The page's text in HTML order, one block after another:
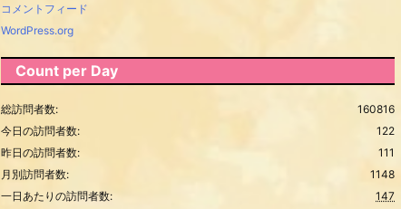
コメントフィード
WordPress.org
Count per Day
160816
総訪問者数:
122
今日の訪問者数:
111
昨日の訪問者数:
1148
月別訪問者数:
147
一日あたりの訪問者数: